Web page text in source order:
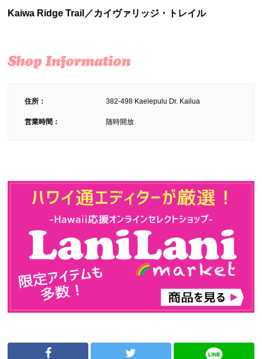
Kaiwa Ridge Trail／カイヴァリッジ・トレイル
住所： 382-498 Kaelepulu Dr. Kailua
営業時間： 随時開放